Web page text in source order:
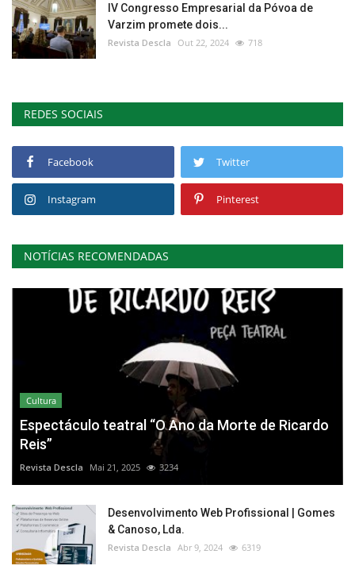
IV Congresso Empresarial da Póvoa de
Varzim promete dois...
Revista Descla Out 22, 2024 718
REDES SOCIAIS
Facebook Twitter
Instagram Pinterest
NOTÍCIAS RECOMENDADAS
Cultura
Espectáculo teatral “O Ano da Morte de Ricardo
Reis”
Revista Descla Mai 21, 2025 3234
Desenvolvimento Web Profissional | Gomes
& Canoso, Lda.
Revista Descla Abr 9, 2024 6319